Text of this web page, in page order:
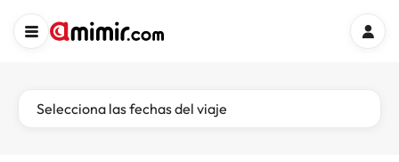
Selecciona las fechas del viaje